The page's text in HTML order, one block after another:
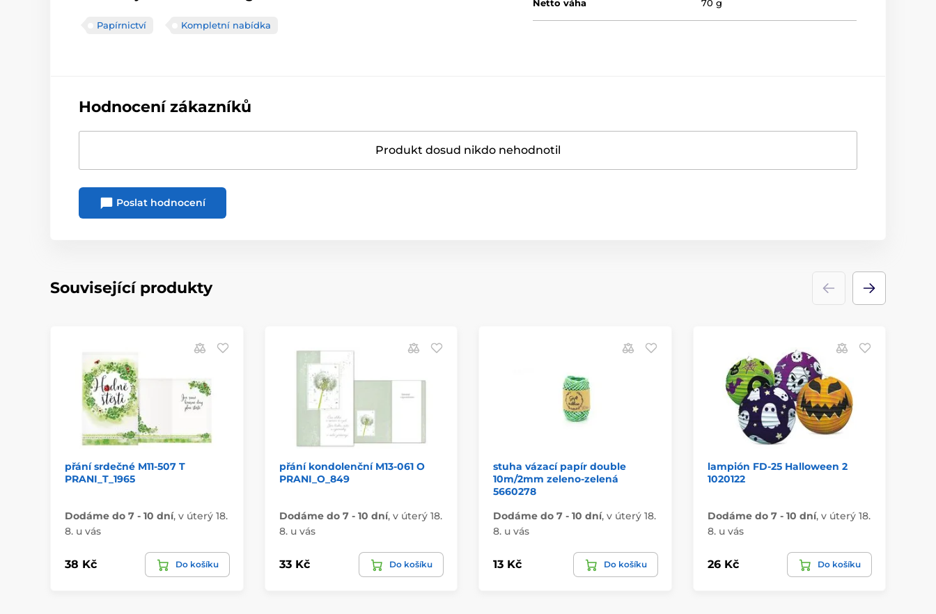
Papírnictví Kompletní nabídka
Netto váha 70 g
Hodnocení zákazníků
Produkt dosud nikdo nehodnotil
Poslat hodnocení
Související produkty
přání srdečné M11-507 T
PRANI_T_1965
Dodáme do 7 - 10 dní, v úterý 18.
8. u vás
38 Kč Do košíku
přání kondolenční M13-061 O
PRANI_O_849
Dodáme do 7 - 10 dní, v úterý 18.
8. u vás
33 Kč Do košíku
stuha vázací papír double
10m/2mm zeleno-zelená
5660278
Dodáme do 7 - 10 dní, v úterý 18.
8. u vás
13 Kč Do košíku
lampión FD-25 Halloween 2
1020122
Dodáme do 7 - 10 dní, v úterý 18.
8. u vás
26 Kč Do košíku